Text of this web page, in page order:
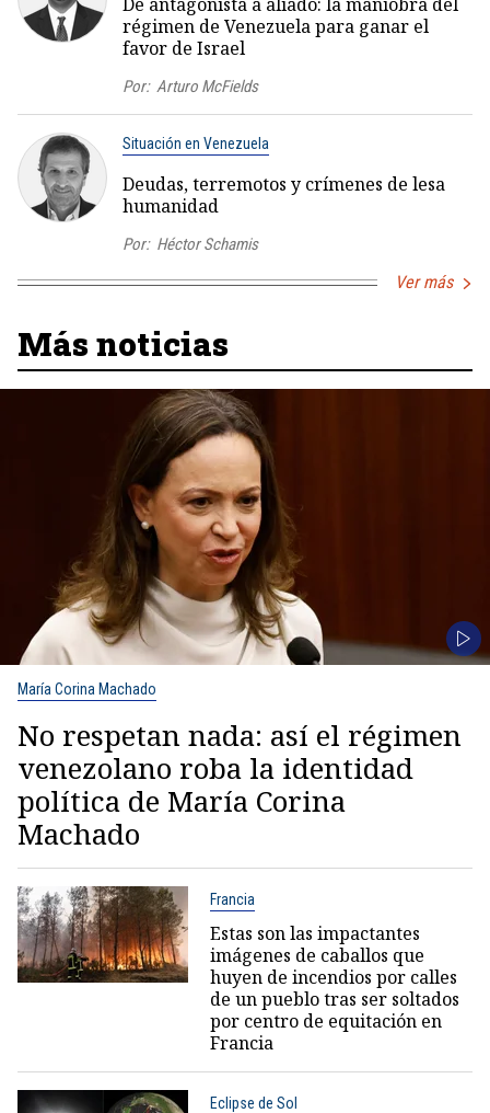
régimen de Venezuela para ganar el
favor de Israel
Por: Arturo McFields
Situación en Venezuela
Deudas, terremotos y crímenes de lesa
humanidad
Por: Héctor Schamis
Ver más
Más noticias
María Corina Machado
No respetan nada: así el régimen
venezolano roba la identidad
política de María Corina
Machado
Francia
Estas son las impactantes
imágenes de caballos que
huyen de incendios por calles
de un pueblo tras ser soltados
por centro de equitación en
Francia
Eclipse de Sol